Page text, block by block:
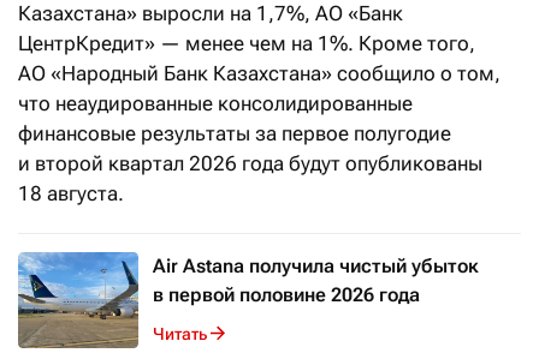
Казахстана» выросли на 1,7%, АО «Банк
ЦентрКредит» — менее чем на 1%. Кроме того,
АО «Народный Банк Казахстана» сообщило о том,
что неаудированные консолидированные
финансовые результаты за первое полугодие
и второй квартал 2026 года будут опубликованы
18 августа.
Air Astana получила чистый убыток
в первой половине 2026 года
Читать